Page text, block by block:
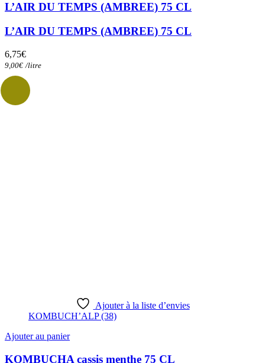
L’AIR DU TEMPS (AMBREE) 75 CL
L’AIR DU TEMPS (AMBREE) 75 CL
6,75€
9,00€ /litre
Ajouter à la liste d’envies
KOMBUCH’ALP (38)
Ajouter au panier
KOMBUCHA cassis menthe 75 CL